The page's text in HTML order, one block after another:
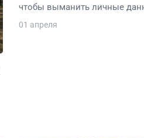
чтобы выманить личные
01 апреля